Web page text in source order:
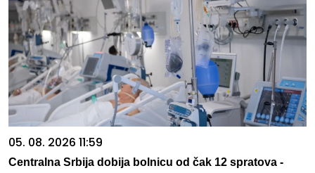
05. 08. 2026 11:59
Centralna Srbija dobija bolnicu od čak 12 spratova -